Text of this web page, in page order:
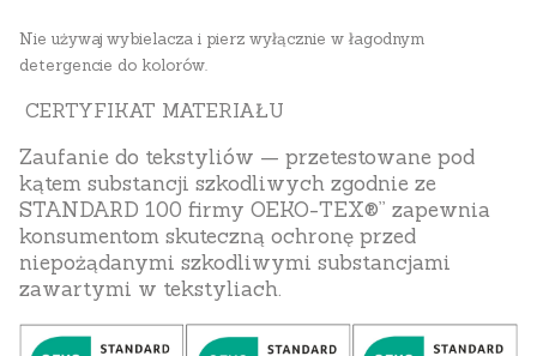
Nie używaj wybielacza i pierz wyłącznie w łagodnym
detergencie do kolorów.
CERTYFIKAT MATERIAŁU
Zaufanie do tekstyliów — przetestowane pod
kątem substancji szkodliwych zgodnie ze
STANDARD 100 firmy OEKO-TEX®” zapewnia
konsumentom skuteczną ochronę przed
niepożądanymi szkodliwymi substancjami
zawartymi w tekstyliach.